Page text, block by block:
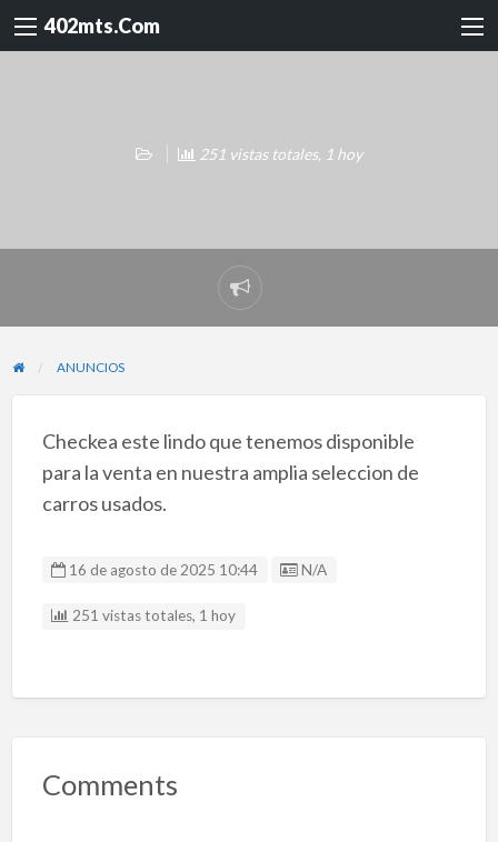
402mts.Com
251 vistas totales, 1 hoy
Reportar
problema
ANUNCIOS
Checkea este lindo que tenemos disponible
para la venta en nuestra amplia seleccion de
carros usados.
16 de agosto de 2025 10:44 Listing ID
N/A
251 vistas totales, 1 hoy
Comments